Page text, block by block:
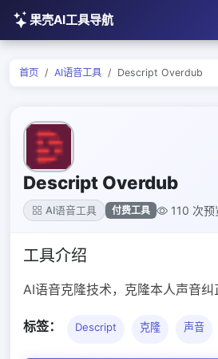
果壳AI工具导航
首页 AI语音工具 Descript Overdub
Descript Overdub
AI语音工具 付费工具 110 次预
工具介绍
AI语音克隆技术，克隆本人声音纠
标签： Descript 克隆 声音